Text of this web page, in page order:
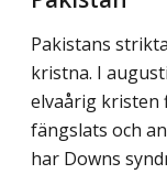
Pakistans
kristna. I
elvaårig kristen
fängslats och
har Downs